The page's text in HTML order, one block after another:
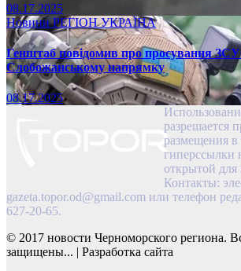
08.17.2025
НовиниРЕГІОНУКРАЇНА
Генштаб повідомив про просування ЗСУ
Слобожанському напрямку
08.17.2025
разрешается
размещения в
гиперссылки
открытой
Контакты:
gazeta.topor.od@gmail.com или телефон
627-20-65.
© 2017 новости Черноморского региона.
защищены... | Разработка сайта